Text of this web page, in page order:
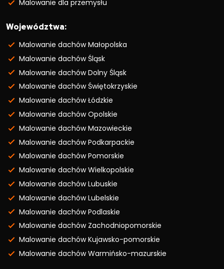
Malowanie dla przemysłu
Województwa:
Malowanie dachów Małopolska
Malowanie dachów Śląsk
Malowanie dachów Dolny Śląsk
Malowanie dachów Świętokrzyskie
Malowanie dachów Łódzkie
Malowanie dachów Opolskie
Malowanie dachów Mazowieckie
Malowanie dachów Podkarpackie
Malowanie dachów Pomorskie
Malowanie dachów Wielkopolskie
Malowanie dachów Lubuskie
Malowanie dachów Lubelskie
Malowanie dachów Podlaskie
Malowanie dachów Zachodniopomorskie
Malowanie dachów Kujawsko-pomorskie
Malowanie dachów Warmińsko-mazurskie